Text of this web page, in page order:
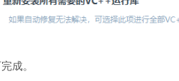
成。